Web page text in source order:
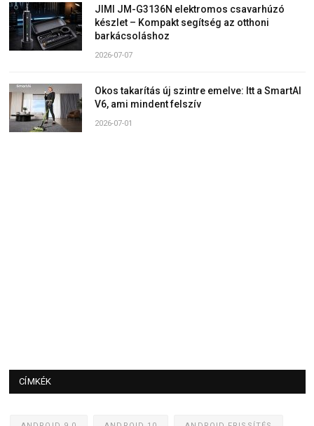
JIMI JM-G3136N elektromos csavarhúzó
készlet – Kompakt segítség az otthoni
barkácsoláshoz
2026-07-07
Okos takarítás új szintre emelve: Itt a SmartAI
V6, ami mindent felszív
2026-07-01
CÍMKÉK